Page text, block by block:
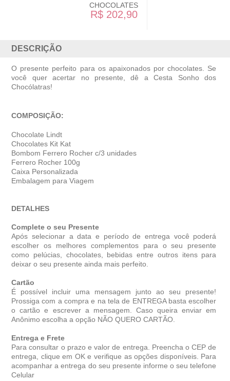
CHOCOLATES
R$ 202,90
DESCRIÇÃO
O presente perfeito para os apaixonados por chocolates. Se
você quer acertar no presente, dê a Cesta Sonho dos
Chocólatras!
COMPOSIÇÃO:
Chocolate Lindt
Chocolates Kit Kat
Bombom Ferrero Rocher c/3 unidades
Ferrero Rocher 100g
Caixa Personalizada
Embalagem para Viagem
DETALHES
Complete o seu Presente
Após selecionar a data e período de entrega você poder
escolher os melhores complementos para o seu presente
como pelúcias, chocolates, bebidas entre outros itens para
deixar o seu presente ainda mais perfeito.
Cartão
É possível incluir uma mensagem junto ao seu presente!
Prossiga com a compra e na tela de ENTREGA basta escolher
o cartão e escrever a mensagem. Caso queira enviar em
Anônimo escolha a opção NÃO QUERO CARTÃO.
Entrega e Frete
Para consultar o prazo e valor de entrega. Preencha o CEP de
entrega, clique em OK e verifique as opções disponíveis. Para
acompanhar a entrega do seu presente informe o seu telefone
Celular